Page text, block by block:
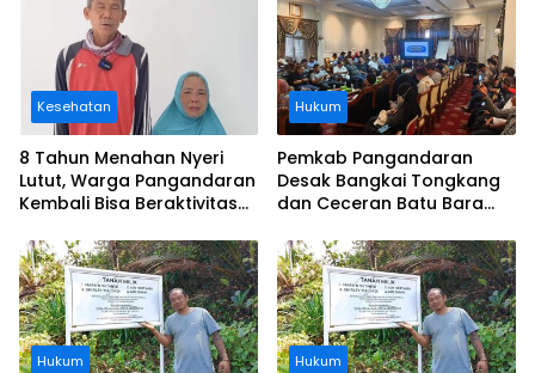
Kesehatan
8 Tahun Menahan Nyeri
Lutut, Warga Pangandaran
Kembali Bisa Beraktivitas
Ditanggung BPJS
Hukum
Pemkab Pangandaran
Desak Bangkai Tongkang
dan Ceceran Batu Bara
Buruknya Koordinasi
Perusahaan
Hukum Hukum